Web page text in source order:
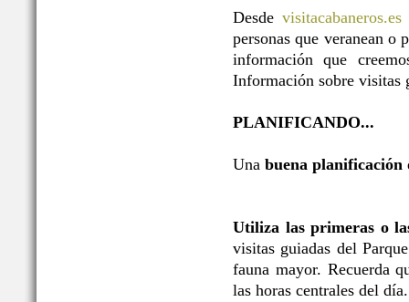
Desdevisitacabaneros.es
personas que veranean o
información que
Información sobre visitas
PLANIFICANDO...
Una buena planificación
Utiliza las primeras o
visitas guiadas del
fauna mayor. Recuerda
las horas centrales del día.